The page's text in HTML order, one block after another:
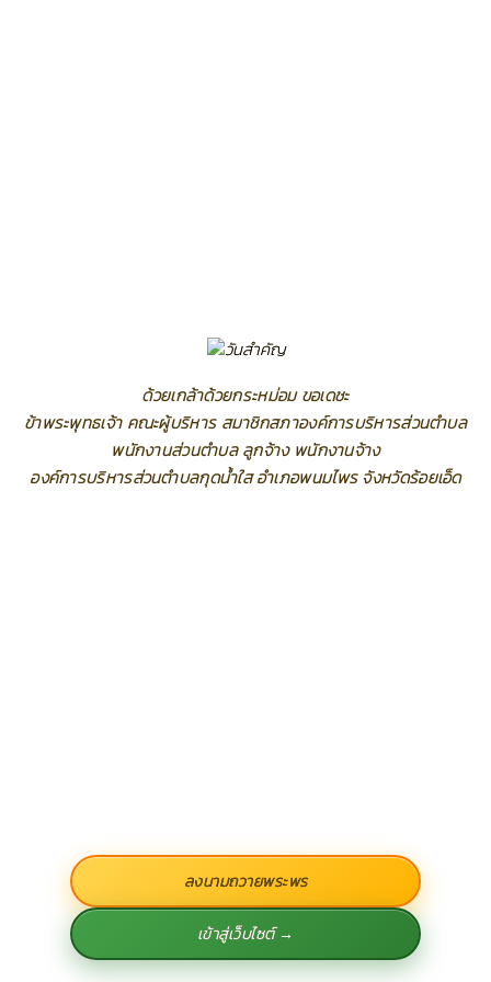
ด้วยเกล้าด้วยกระหม่อม ขอเดชะ
ข้าพระพุทธเจ้า คณะผู้บริหาร สมาชิกสภาองค์การบริหารส่วนตำบล
พนักงานส่วนตำบล ลูกจ้าง พนักงานจ้าง
องค์การบริหารส่วนตำบลกุดน้ำใส อำเภอพนมไพร จังหวัดร้อยเอ็ด
ลงนามถวายพระพร
เข้าสู่เว็บไซต์ →